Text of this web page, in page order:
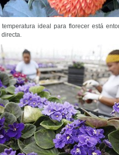
ideal para florecer está